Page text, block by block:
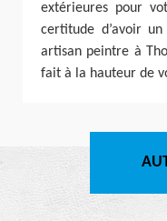
extérieures pour
certitude d’avoir
artisan peintre à
fait à la hauteur de